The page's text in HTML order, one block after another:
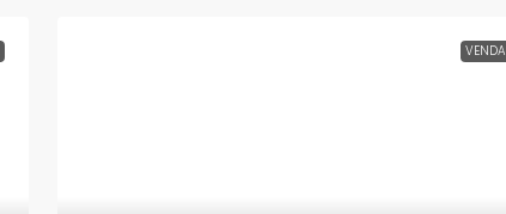
VENDA